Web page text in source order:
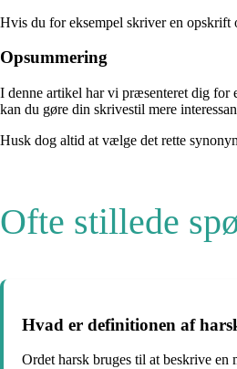
Hvis du for eksempel skriver en opskrift
Opsummering
I denne artikel har vi præsenteret dig for
kan du gøre din skrivestil mere
Husk dog altid at vælge det rette
Ofte stillede
Hvad er definitionen af
Ordet harsk bruges til at beskrive